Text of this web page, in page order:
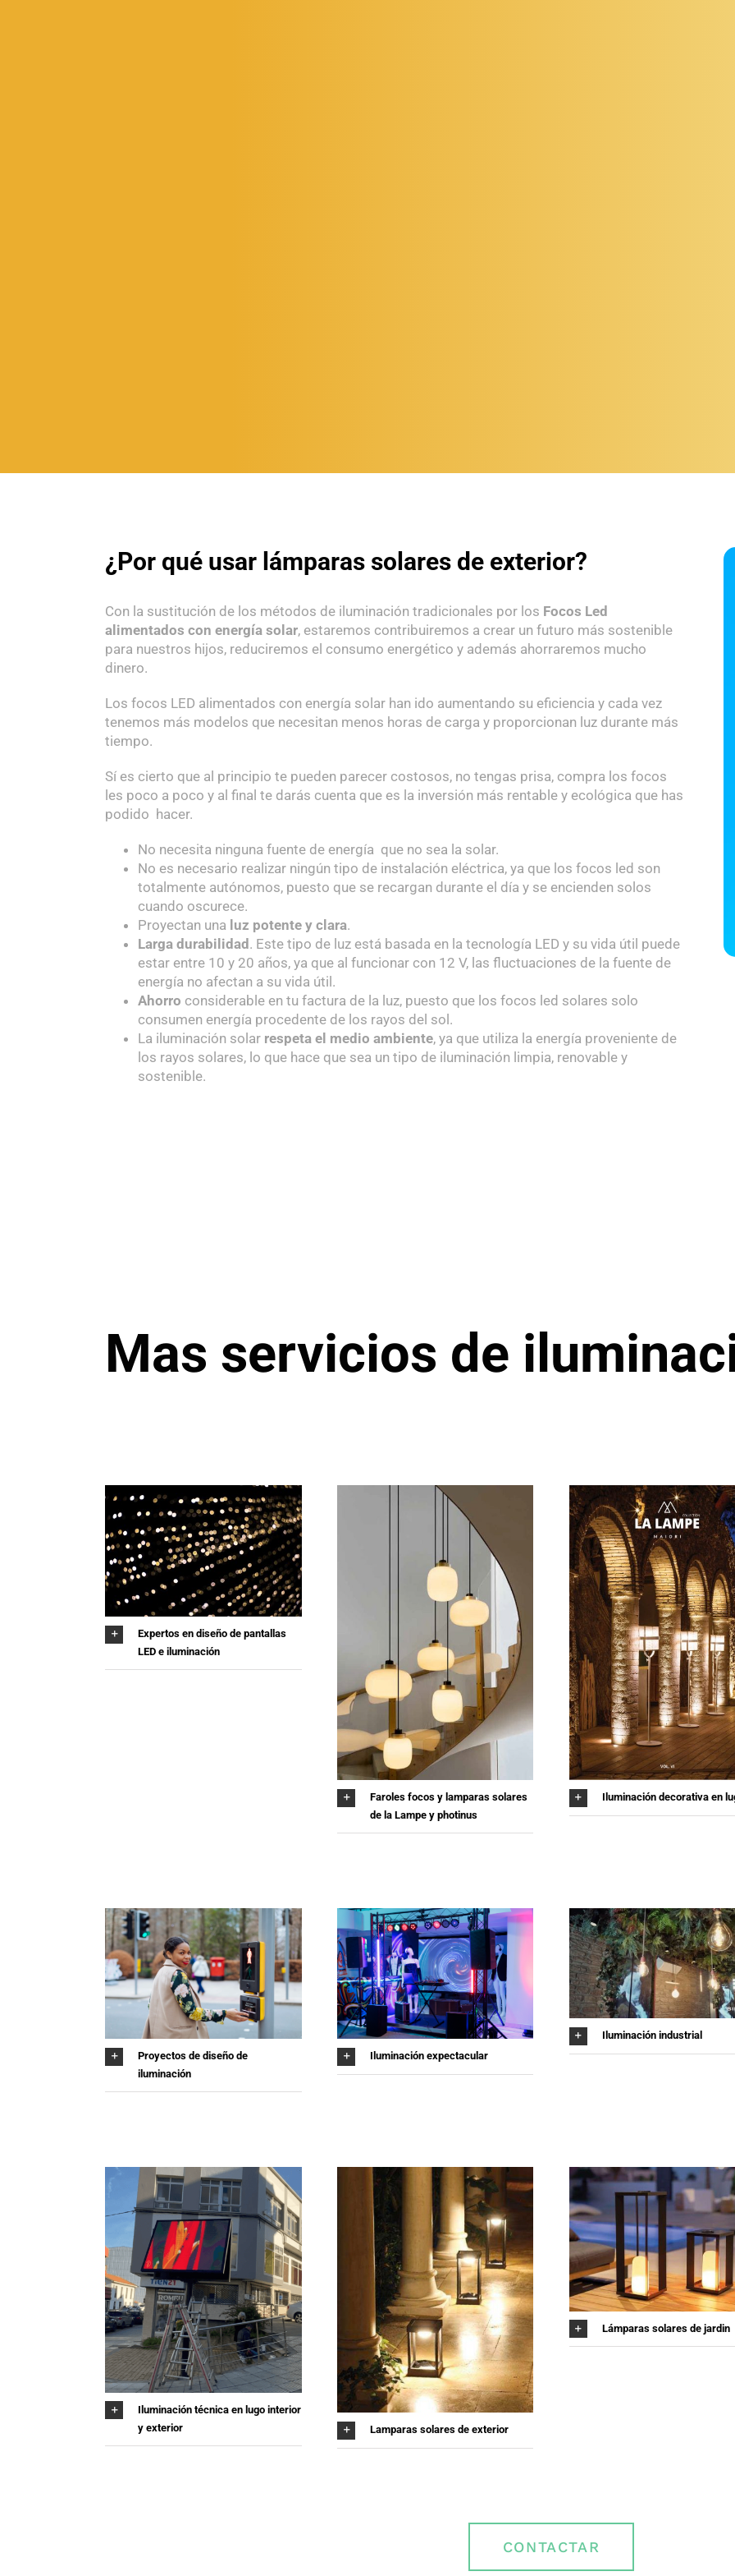
¿Por qué usar lámparas solares de exterior?
Con la sustitución de los métodos de iluminación tradicionales por los Focos Led
alimentados con energíasolar, estaremos contribuiremos a crear un futuro más sostenible
para nuestros hijos, reduciremos el consumo energético y además ahorraremos mucho
dinero.
Los focos LED alimentados con energía solar han ido aumentando su eficiencia y cada vez
tenemos más modelos que necesitan menos horas de carga y proporcionan luz durante más
tiempo.
Sí es cierto que al principio te pueden parecer costosos, no tengas prisa, compra los focos
les poco a poco y al final te darás cuenta que es la inversión más rentable y ecológica que has
podido hacer.
No necesita ninguna fuente de energía que no sea la solar.
No es necesario realizar ningún tipo de instalación eléctrica, ya que los focos led son
totalmente autónomos, puesto que se recargan durante el día y se encienden solos
cuando oscurece.
Proyectan una luz potente y clara.
Larga durabilidad. Este tipo de luz está basada en la tecnología LED y su vida útil puede
estar entre 10 y 20 años, ya que al funcionar con 12 V, las fluctuaciones de la fuente de
energía no afectan a su vida útil.
Ahorro considerable en tu factura de la luz, puesto que los focos led solares solo
consumen energía procedente de los rayos del sol.
La iluminación solar respeta el medio ambiente, ya que utiliza la energía proveniente de
los rayos solares, lo que hace que sea un tipo de iluminación limpia, renovable y
sostenible.
Mas servicios de
Expertos en diseño de pantallas
LED e iluminación
Faroles focos y lamparas solares
de la Lampe y photinus
Iluminación decorativa en
Proyectos de diseño de
iluminación
Iluminación expectacular
Iluminación industrial
Iluminación técnica en lugo interior
y exterior
Lamparas solares de exterior
Lámparas solares de jardin
CONTACTAR